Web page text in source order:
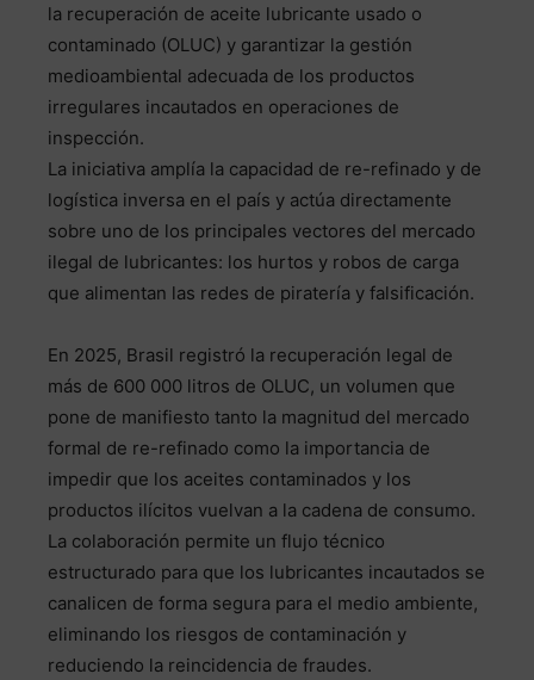
la recuperación de aceite lubricante usado o
contaminado (OLUC) y garantizar la gestión
medioambiental adecuada de los productos
irregulares incautados en operaciones de
inspección.
La iniciativa amplía la capacidad de re-refinado y de
logística inversa en el país y actúa directamente
sobre uno de los principales vectores del mercado
ilegal de lubricantes: los hurtos y robos de carga
que alimentan las redes de piratería y falsificación.
En 2025, Brasil registró la recuperación legal de
más de 600 000 litros de OLUC, un volumen que
pone de manifiesto tanto la magnitud del mercado
formal de re-refinado como la importancia de
impedir que los aceites contaminados y los
productos ilícitos vuelvan a la cadena de consumo.
La colaboración permite un flujo técnico
estructurado para que los lubricantes incautados se
canalicen de forma segura para el medio ambiente,
eliminando los riesgos de contaminación y
reduciendo la reincidencia de fraudes.